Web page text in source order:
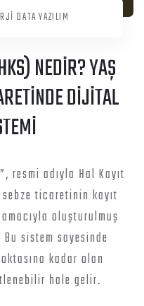
DATA YAZILIM
NEDİR? YAŞ
DİJİTAL
resmi adıyla Hal Kayıt
ticaretinin kayıt
oluşturulmuş
sistem sayesinde
kadar olan
hale gelir.